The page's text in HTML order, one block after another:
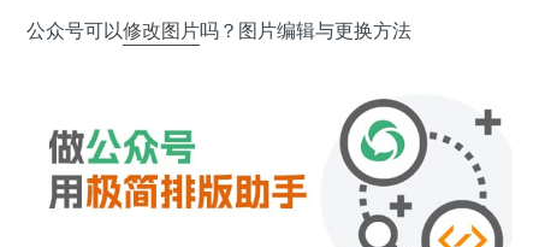
公众号可以修改图片吗？图片编辑与更换方法